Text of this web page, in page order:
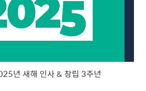
년 새해 인사 & 창립 3주년